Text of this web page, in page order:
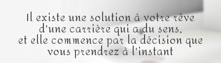
Il existe une solution à votre rêve
d'une carrière qui a du sens,
et elle commence par la décision que
vous prendrez à l'instant